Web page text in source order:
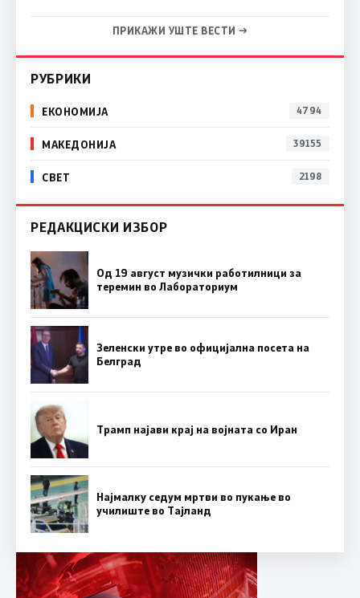
ПРИКАЖИ УШТЕ ВЕСТИ →
РУБРИКИ
ЕКОНОМИЈА 4794
МАКЕДОНИЈА 39155
СВЕТ 2198
РЕДАКЦИСКИ ИЗБОР
Од 19 август музички работилници за
теремин во Лабораториум
Зеленски утре во официјална посета на
Белград
Трамп најави крај на војната со Иран
Најмалку седум мртви во пукање во
училиште во Тајланд